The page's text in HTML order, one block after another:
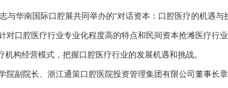
华南国际口腔展共同举办的“对话资本：口腔医疗的机遇与
口腔医疗行业专业化程度高的特点和民间资本抢滩医疗行
构经营模式，把握口腔医疗行业的发展机遇和挑战。
副院长、浙江通策口腔医院投资管理集团有限公司董事长